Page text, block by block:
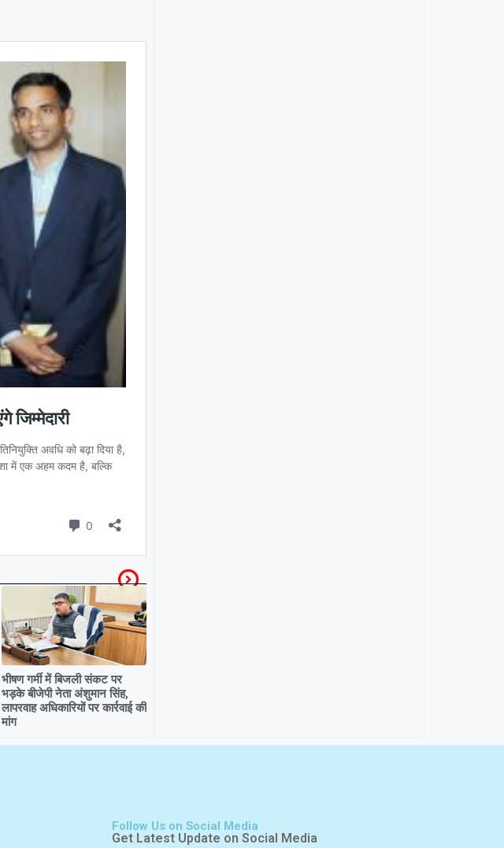
भीषण गर्मी में बिजली संकट पर
भड़के बीजेपी नेता अंशुमान सिंह,
लापरवाह अधिकारियों पर कार्रवाई की
मांग
Follow Us on Social Media
Get Latest Update on Social Media